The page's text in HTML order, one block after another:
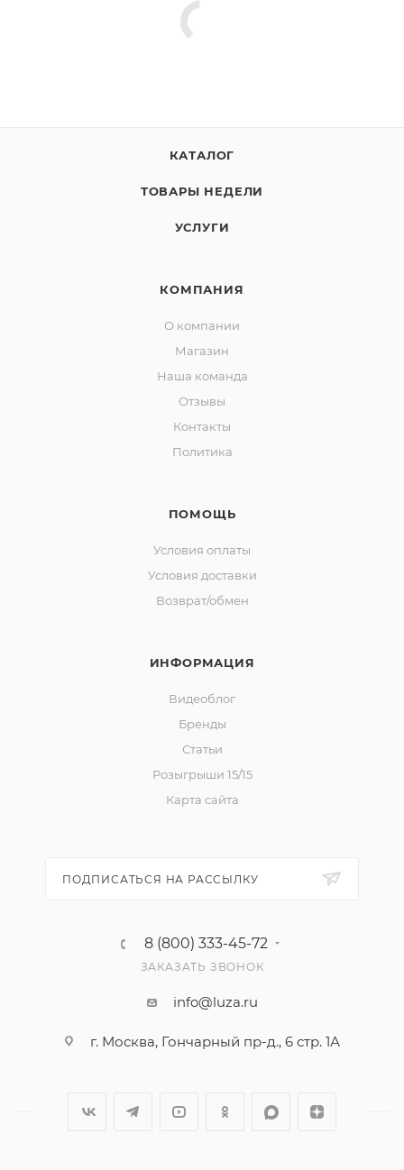
КАТАЛОГ
ТОВАРЫ НЕДЕЛИ
УСЛУГИ
КОМПАНИЯ
О компании
Магазин
Наша команда
Отзывы
Контакты
Политика
ПОМОЩЬ
Условия оплаты
Условия доставки
Возврат/обмен
ИНФОРМАЦИЯ
Видеоблог
Бренды
Статьи
Розыгрыши 15/15
Карта сайта
ПОДПИСАТЬСЯ НА РАССЫЛКУ
8 (800) 333-45-72
ЗАКАЗАТЬ ЗВОНОК
info@luza.ru
г. Москва, Гончарный пр-д., 6 стр. 1А